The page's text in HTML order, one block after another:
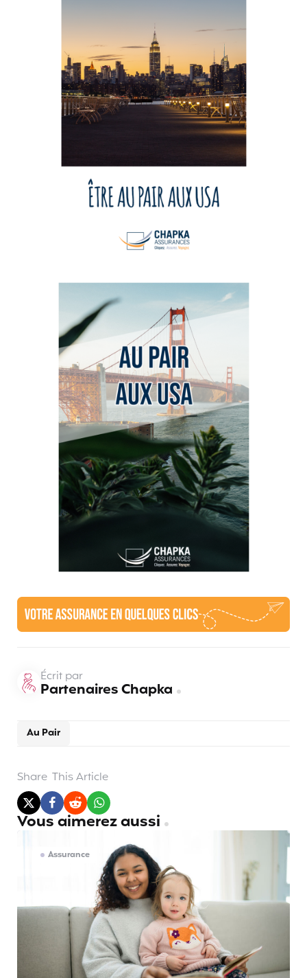
Au Pair
Écrit par
Partenaires Chapka
Share This Article
Vous aimerez aussi
Assurance